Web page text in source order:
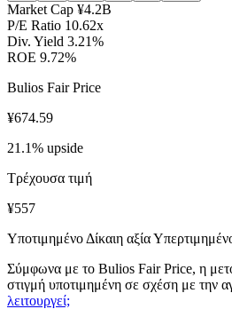
Market Cap ¥4.2B
P/E Ratio 10.62x
Div. Yield 3.21%
ROE 9.72%
Bulios Fair Price
¥674.59
21.1% upside
Τρέχουσα τιμή
¥557
Υποτιμημένο Δίκαιη αξία
Σύμφωνα με το Bulios Fair Price, η
στιγμή υποτιμημένη σε σχέση με την
λειτουργεί;